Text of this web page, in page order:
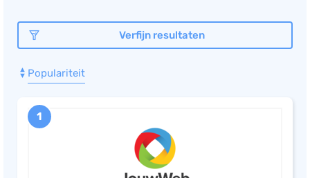
Documentmanagement
Projectmanagement
Planning
Werkbonnen
Rittenregistratie
Verfijn resultaten
Populariteit
1